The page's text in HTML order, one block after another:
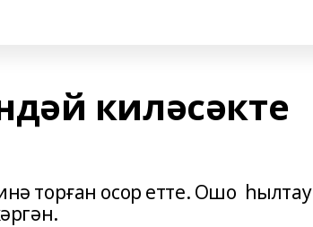
киләсәкте
торған осор етте. Ошо һылтау